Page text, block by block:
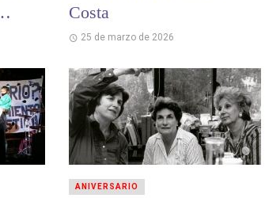
Costa
25 de marzo de 2026
ANIVERSARIO